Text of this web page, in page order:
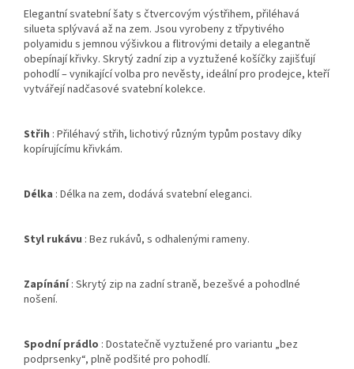
Elegantní svatební šaty s čtvercovým výstřihem, přiléhavá
silueta splývavá až na zem. Jsou vyrobeny z třpytivého
polyamidu s jemnou výšivkou a flitrovými detaily a elegantně
obepínají křivky. Skrytý zadní zip a vyztužené košíčky zajišťují
pohodlí – vynikající volba pro nevěsty, ideální pro prodejce, kteří
vytvářejí nadčasové svatební kolekce.
Střih : Přiléhavý střih, lichotivý různým typům postavy díky
kopírujícímu křivkám.
Délka : Délka na zem, dodává svatební eleganci.
Styl rukávu : Bez rukávů, s odhalenými rameny.
Zapínání: Skrytý zip na zadní straně, bezešvé a pohodlné
nošení.
Spodní prádlo : Dostatečně vyztužené pro variantu „bez
podprsenky“, plně podšité pro pohodlí.